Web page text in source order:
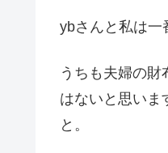
ybさんと私は一
うちも夫婦の
はないと思いま
と。